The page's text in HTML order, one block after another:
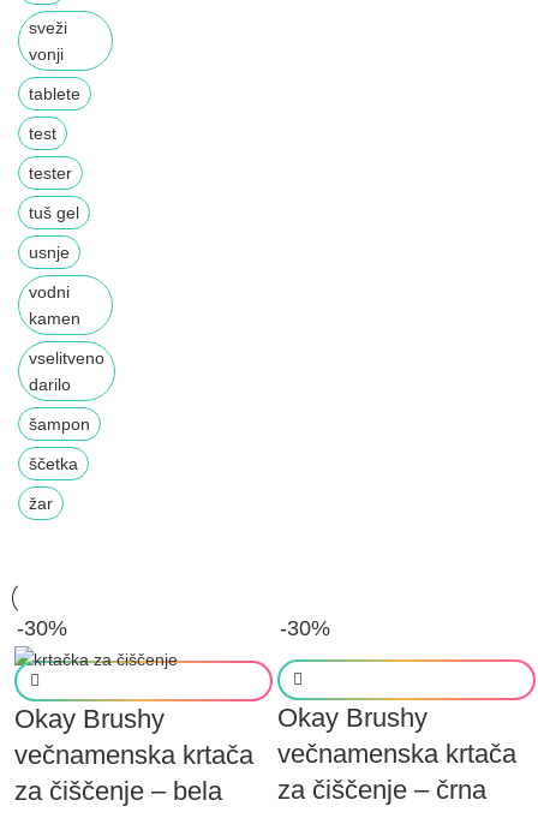
sveži
vonji
tablete
test
tester
tuš gel
usnje
vodni
kamen
vselitveno
darilo
šampon
ščetka
žar
-30%
Okay Brushy
večnamenska krtača
za čiščenje – bela
-30%
Okay Brushy
večnamenska krtača
za čiščenje – črna